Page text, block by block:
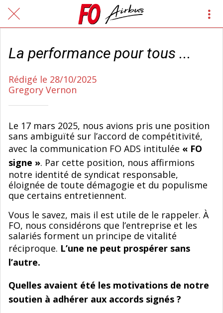
La performance pour tous ...
Rédigé le 28/10/2025
Gregory Vernon
Le 17 mars 2025, nous avions pris une position
sans ambiguïté sur l’accord de compétitivité,
avec la communication FO ADS intitulée « FO
signe ». Par cette position, nous affirmions
notre identité de syndicat responsable,
éloignée de toute démagogie et du populisme
que certains entretiennent.
Vous le savez, mais il est utile de le rappeler. À
FO, nous considérons que l’entreprise et les
salariés forment un principe de vitalité
réciproque. L’une ne peut prospérer sans
l’autre.
Quelles avaient été les motivations de notre
soutien à adhérer aux accords signés ?